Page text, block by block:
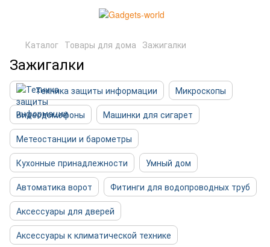
Каталог Товары для дома Зажигалки
Зажигалки
Техника защиты информации
Микроскопы
Видеодомофоны
Машинки для сигарет
Метеостанции и барометры
Кухонные принадлежности
Умный дом
Автоматика ворот
Фитинги для водопроводных труб
Аксессуары для дверей
Аксессуары к климатической технике